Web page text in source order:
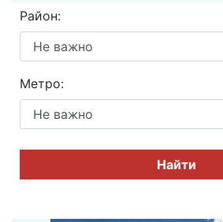
Район:
Метро:
Найти